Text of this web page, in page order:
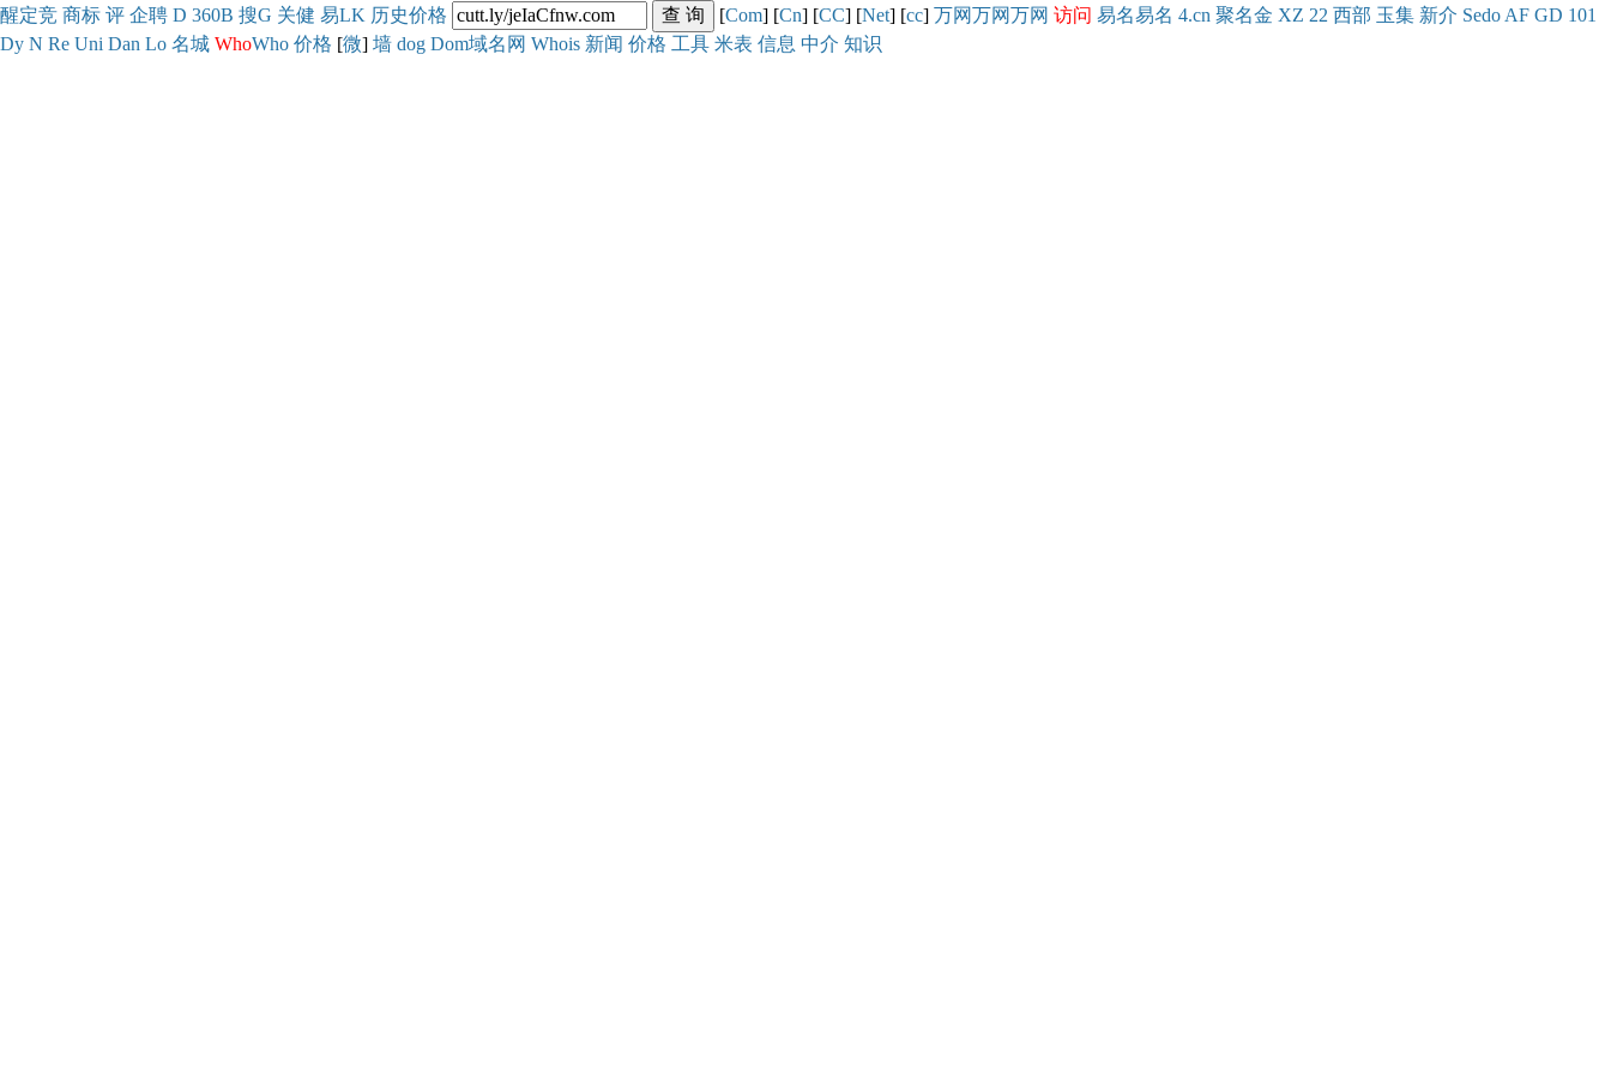
醒定竞 商标 评 企聘 D 360B 搜G 关健 易LK 历史价格 [Com] [Cn] [CC] [Net] [cc] 万网万网万网 访问 易名易名 4.cn 聚名金 XZ 22 西部 玉集 新介 Sedo AF GD 101
Dy N Re Uni Dan Lo 名城 WhoWho 价格 [微] 墙 dog Dom域名网 Whois 新闻 价格 工具 米表 信息 中介 知识